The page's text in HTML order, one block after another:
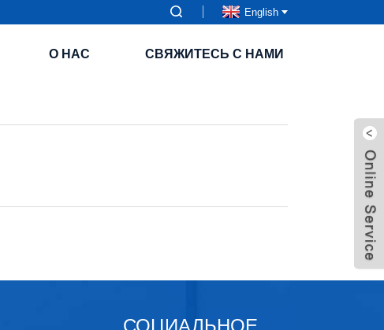
English
О НАС СВЯЖИТЕСЬ С НАМИ
СОЦИАЛЬНОЕ